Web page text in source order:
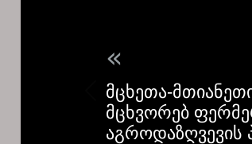
«
მცხეთა-
მცხვორებ
აგროდაზღვევის